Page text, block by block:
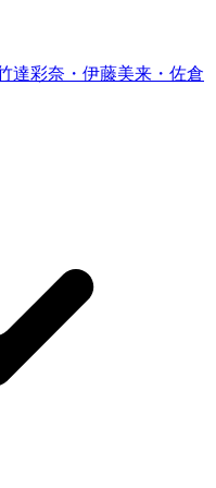
達彩奈・伊藤美来・佐倉